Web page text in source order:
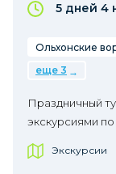
5 дней 4
Ольхонские
еще 3
Праздничный
экскурсиями по
Экскурсии